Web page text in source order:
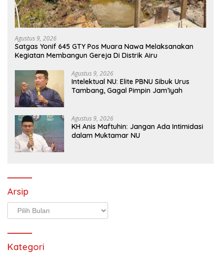
Agustus 9, 2026
Satgas Yonif 645 GTY Pos Muara Nawa Melaksanakan
Kegiatan Membangun Gereja Di Distrik Airu
Agustus 9, 2026
Intelektual NU: Elite PBNU Sibuk Urus
Tambang, Gagal Pimpin Jam’iyah
Agustus 9, 2026
KH Anis Maftuhin: Jangan Ada Intimidasi
dalam Muktamar NU
Arsip
Arsip
Kategori